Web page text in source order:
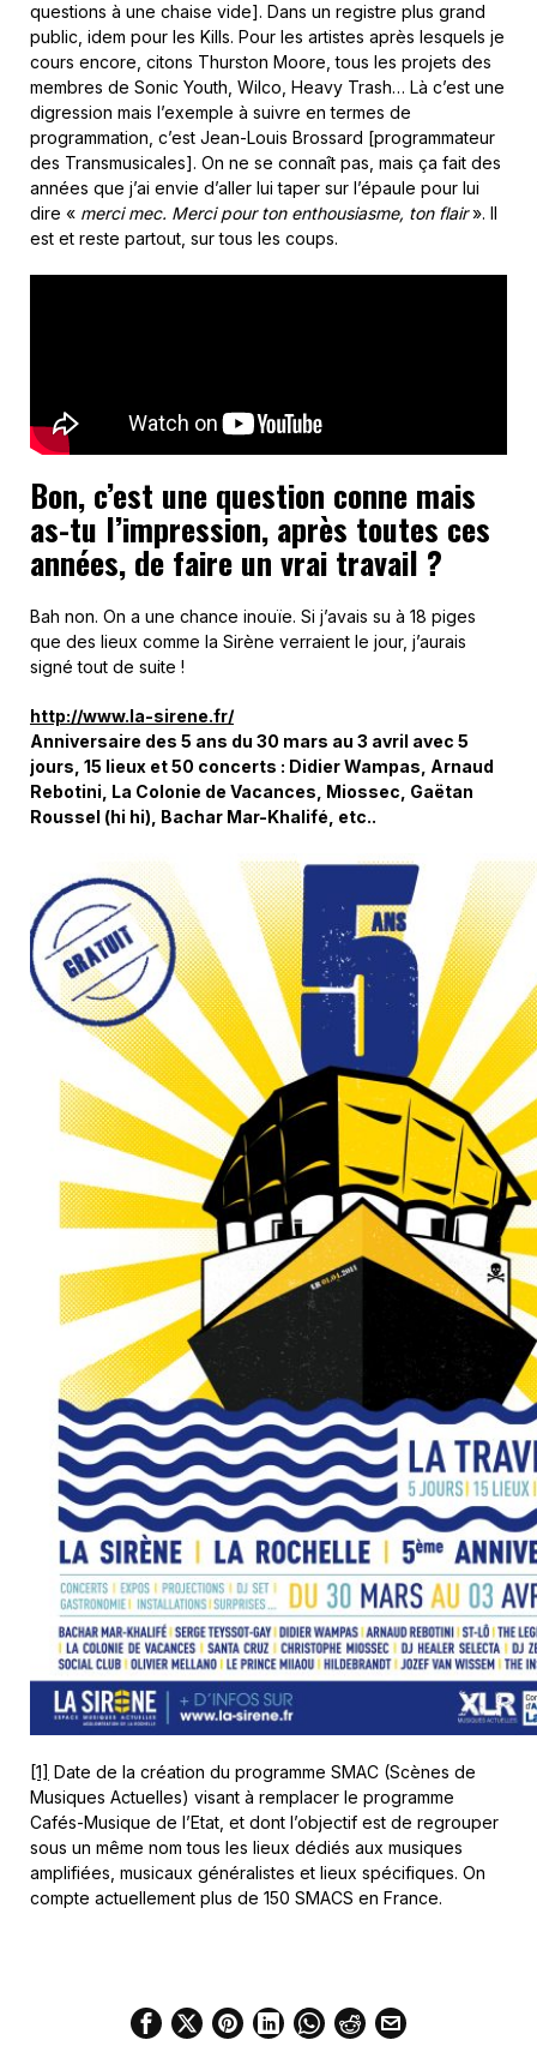
questions à une chaise vide]. Dans un registre plus grand
public, idem pour les Kills. Pour les artistes après lesquels je
cours encore, citons Thurston Moore, tous les projets des
membres de Sonic Youth, Wilco, Heavy Trash… Là c’est une
digression mais l’exemple à suivre en termes de
programmation, c’est Jean-Louis Brossard [programmateur
des Transmusicales]. On ne se connaît pas, mais ça fait des
années que j’ai envie d’aller lui taper sur l’épaule pour lui
dire « merci mec. Merci pour ton enthousiasme, ton flair». Il
est et reste partout, sur tous les coups.
Bon, c’est une question conne mais
as-tu l’impression, après toutes ces
années, de faire un vrai travail ?
Bah non. On a une chance inouïe. Si j’avais su à 18 piges
que des lieux comme la Sirène verraient le jour, j’aurais
signé tout de suite !
http://www.la-sirene.fr/
Anniversaire des 5 ans du 30 mars au 3 avril avec 5
jours, 15 lieux et 50 concerts : Didier Wampas, Arnaud
Rebotini, La Colonie de Vacances, Miossec, Gaëtan
Roussel (hi hi), Bachar Mar-Khalifé, etc..
[1] Date de la création du programme SMAC (Scènes de
Musiques Actuelles) visant à remplacer le programme
Cafés-Musique de l’Etat, et dont l’objectif est de regrouper
sous un même nom tous les lieux dédiés aux musiques
amplifiées, musicaux généralistes et lieux spécifiques. On
compte actuellement plus de 150 SMACS en France.